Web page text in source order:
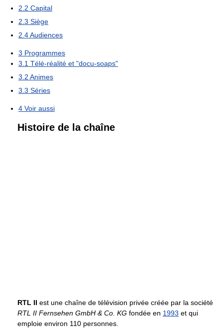
2.2 Capital
2.3 Siège
2.4Audiences
3 Programmes
3.1 Télé-réalité et "docu-soaps"
3.2 Animes
3.3 Séries
4 Voir aussi
Histoire de la chaîne
RTL II est une chaîne de télévision privée créée par la société
RTL II Fernsehen GmbH & Co. KG fondée en 1993 et qui
emploie environ 110 personnes.